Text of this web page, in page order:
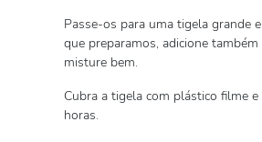
Passe-os para uma tigela grande
que preparamos, adicione
misture bem.
Cubra a tigela com plástico filme
horas.